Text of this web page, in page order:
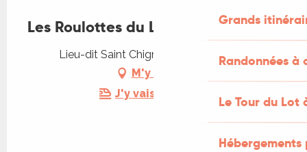
Grands
Randonnées
Le Tour du Lot
Les Roulottes du Lot
Lieu-dit Saint Chignes, 46500 Gramat
M'y rendre
J'y vais en train !